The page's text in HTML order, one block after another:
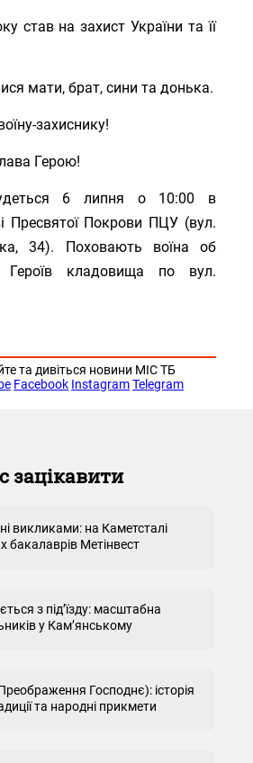
став на захист України та її
мати, брат, сини та донька.
захиснику!
Герою!
6 липня о 10:00 в
Пресвятої Покрови ПЦУ (вул.
34). Поховають воїна об
кладовища по вул.
та дивіться новини МІС ТБ
Facebook Instagram Telegram
зацікавити
викликами: на Каметсталі
бакалаврів Метінвест
з під’їзду: масштабна
у Кам’янському
Господнє): історія
та народні прикмети